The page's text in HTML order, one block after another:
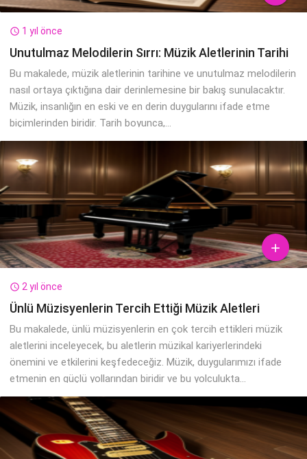
 1 yıl önce
Unutulmaz Melodilerin Sırrı: Müzik Aletlerinin Tarihi
Bu makalede, müzik aletlerinin tarihine ve unutulmaz melodilerin
nasıl ortaya çıktığına dair derinlemesine bir bakış sunulacaktır.
Müzik, insanlığın en eski ve en derin duygularını ifade etme
biçimlerinden biridir. Tarih boyunca,...

 2 yıl önce
Ünlü Müzisyenlerin Tercih Ettiği Müzik Aletleri
Bu makalede, ünlü müzisyenlerin en çok tercih ettikleri müzik
aletlerini inceleyecek, bu aletlerin müzikal kariyerlerindeki
önemini ve etkilerini keşfedeceğiz. Müzik, duygularımızı ifade
etmenin en güçlü yollarından biridir ve bu yolculukta...